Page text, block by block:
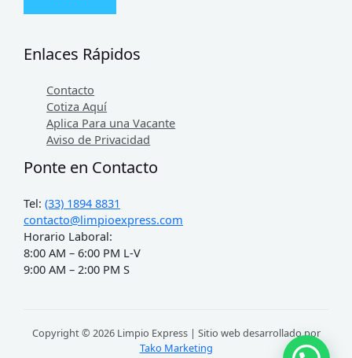
Enlaces Rápidos
Contacto
Cotiza Aquí
Aplica Para una Vacante
Aviso de Privacidad
Ponte en Contacto
Tel: (33) 1894 8831
contacto@limpioexpress.com
Horario Laboral:
8:00 AM – 6:00 PM L-V
9:00 AM – 2:00 PM S
Copyright © 2026 Limpio Express | Sitio web desarrollado por
Tako Marketing